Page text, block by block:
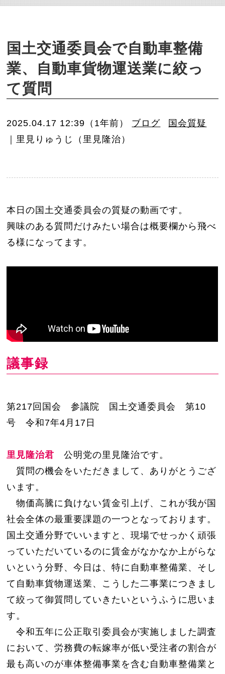
国土交通委員会で自動車整備
業、自動車貨物運送業に絞っ
て質問
2025.04.17 12:39（1年前） ブログ
国会質疑
｜里見りゅうじ（里見隆治）
本日の国土交通委員会の質疑の動画です。
興味のある質問だけみたい場合は概要欄から飛べ
る様になってます。
議事録
第217回国会 参議院 国土交通委員会 第10
号 令和7年4月17日
里見隆治君 公明党の里見隆治です。
質問の機会をいただきまして、ありがとうござ
います。
物価高騰に負けない賃金引上げ、これが我が国
社会全体の最重要課題の一つとなっております。
国土交通分野でいいますと、現場でせっかく頑張
っていただいているのに賃金がなかなか上がらな
いという分野、今日は、特に自動車整備業、そし
て自動車貨物運送業、こうした二事業につきまし
て絞って御質問していきたいというふうに思いま
す。
令和五年に公正取引委員会が実施しました調査
において、労務費の転嫁率が低い受注者の割合が
最も高いのが車体整備事業を含む自動車整備業と